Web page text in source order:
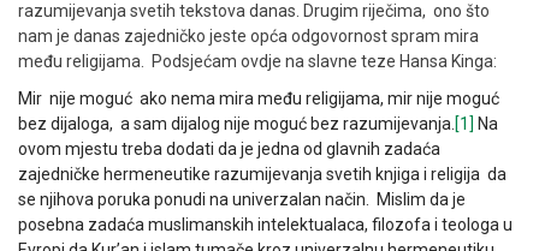
razumijevanja svetih tekstova danas. Drugim riječima, ono što
nam je danas zajedničko jeste opća odgovornost spram mira
među religijama. Podsjećam ovdje na slavne teze Hansa Kinga:
Mir nije moguć ako nema mira među religijama, mir nije moguć
bez dijaloga, a sam dijalog nije moguć bez razumijevanja.[1] Na
ovom mjestu treba dodati da je jedna od glavnih zadaća
zajedničke hermeneutike razumijevanja svetih knjiga i religija da
se njihova poruka ponudi na univerzalan način. Mislim da je
posebna zadaća muslimanskih intelektualaca, filozofa i teologa u